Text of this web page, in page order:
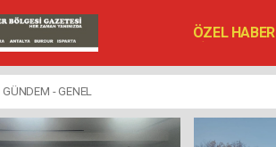
ÖZEL HABER
VEFAT
GÜNDEM - GENEL